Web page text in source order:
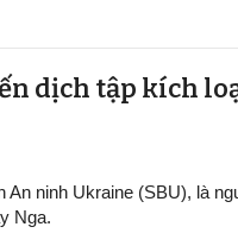
dịch tập kích
An ninh Ukraine (SBU), là
Nga.